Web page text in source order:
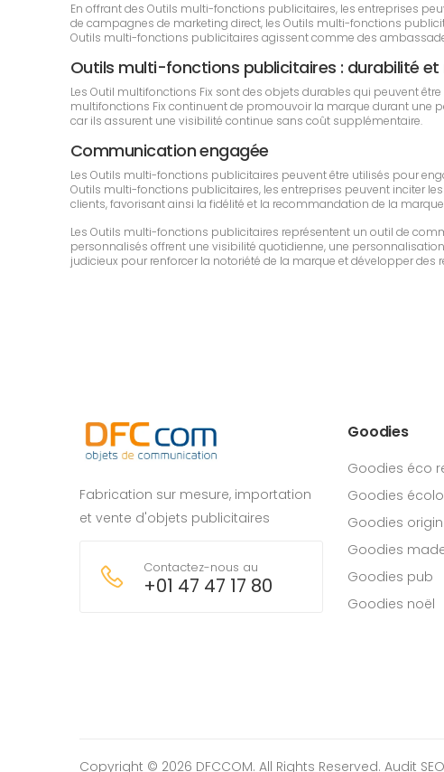
En offrant des Outils multi-fonctions publicitaires, les entreprises
de campagnes de marketing direct, les Outils multi-fonctions
Outils multi-fonctions publicitaires agissent comme des
Outils multi-fonctions publicitaires : durabilité
Les Outil multifonctions Fix sont des objets durables qui peuvent
multifonctions Fix continuent de promouvoir la marque durant une
car ils assurent une visibilité continue sans coût supplémentaire.
Communication engagée
Les Outils multi-fonctions publicitaires peuvent être utilisés pour
Outils multi-fonctions publicitaires, les entreprises peuvent inciter
clients, favorisant ainsi la fidélité et la recommandation de la
Les Outils multi-fonctions publicitaires représentent un outil de
personnalisés offrent une visibilité quotidienne, une
judicieux pour renforcer la notoriété de la marque et développer des
Fabrication sur mesure, importation
et vente d'objets publicitaires
Contactez-nous au
+01 47 47 17 80
Goodies
Goodies éco
Goodies
Goodies
Goodies
Goodies pub
Goodies noël
Copyright © 2026 DFCCOM. All Rights Reserved. Audit SEO